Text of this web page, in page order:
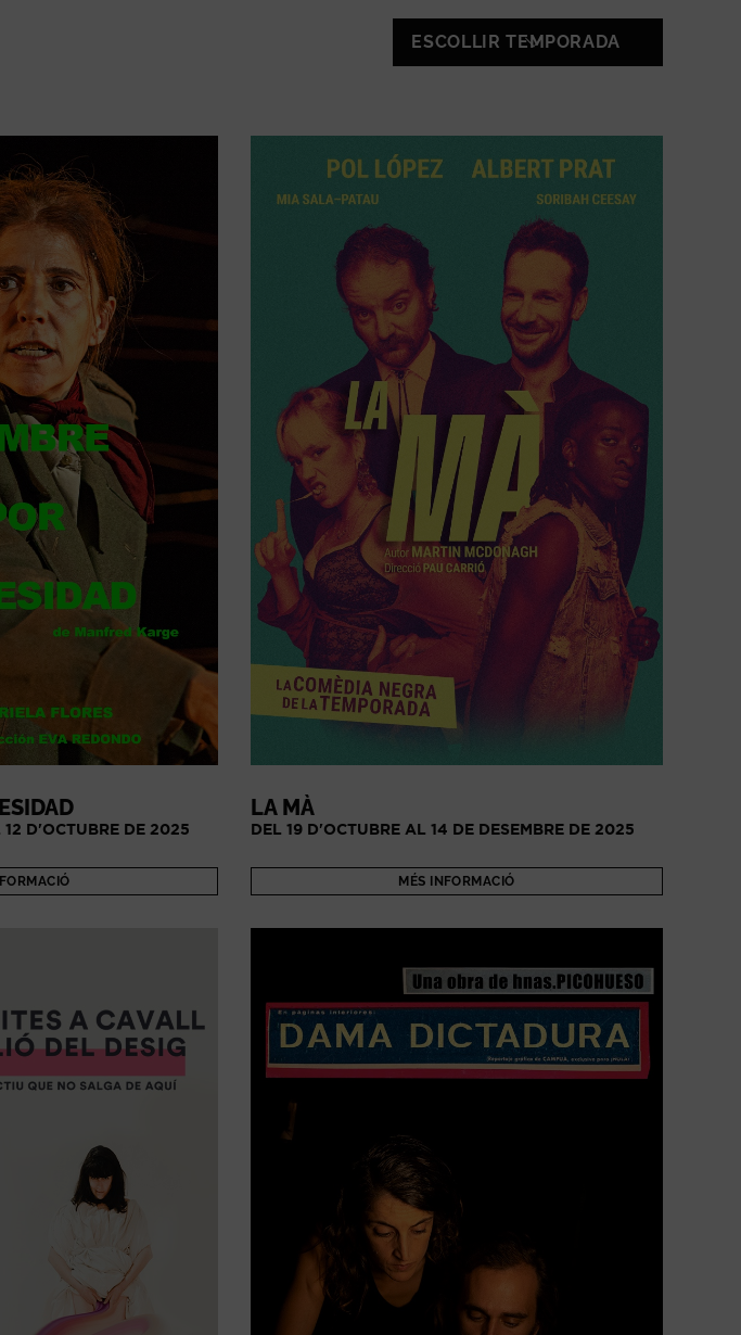
ESCOLLIR TEMPORADA
12 D'OCTUBRE DE 2025
LA MÀ
DEL 19 D'OCTUBRE AL 14 DE DESEMBRE DE 2025
MÉS INFORMACIÓ